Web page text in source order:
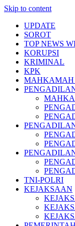
Skip to content
UPDATE
SOROT
TOP NEWS
KORUPSI
KRIMINAL
KPK
MAHKAMAH
TNI-POLRI
KEJAKSAAN